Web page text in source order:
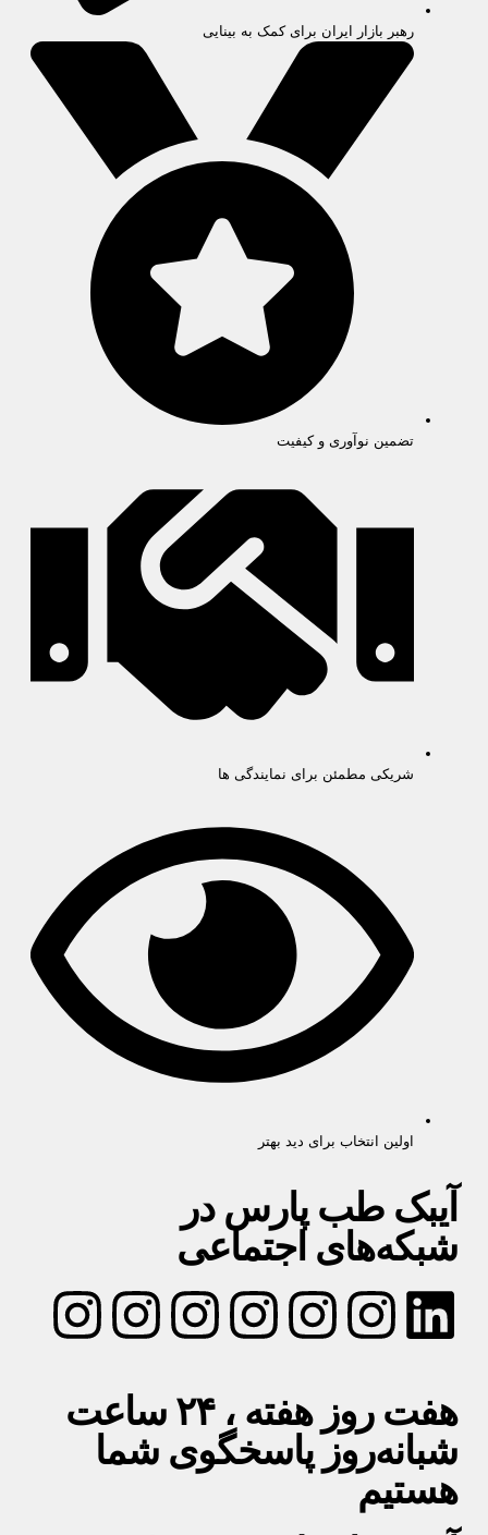
رهبر بازار ایران برای کمک به بینایی
تضمین نوآوری و کیفیت
شریکی مطمئن برای نمایندگی ها
اولین انتخاب برای دید بهتر
آیبک طب پارس در
شبکه‌های اجتماعی
هفت روز هفته ، ۲۴ ساعت
شبانه‌روز پاسخگوی شما
هستیم